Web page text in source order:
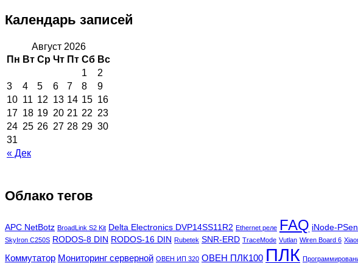
Календарь записей
Август 2026
Пн Вт Ср Чт Пт Сб Вс
« Дек
1
2
3
4 5 6 7 8
9
10 11 12 13 14 15 16
17 18 19 20 21 22 23
24 25 26 27 28 29 30
31
Облако тегов
APC NetBotz BroadLink S2 Kit Delta Electronics DVP14SS11R2 Ethernet реле FAQ iNode-
SkyIron C250S RODOS-8 DIN RODOS-16 DIN Rubetek SNR-ERD TraceMode Vutlan Wiren Board 6
Коммутатор Мониторинг серверной ОВЕН ИП 320 ОВЕН ПЛК100 ПЛК